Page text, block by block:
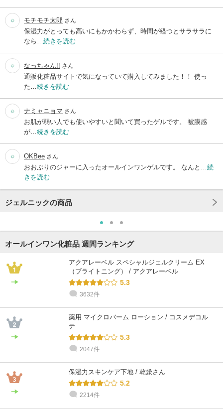
モチモチ太郎 さん
保湿力がとっても高いにもかかわらず、時間が経つとサラサラに
なら… 続きを読む
なっちゃん!! さん
通販化粧品サイトで気になっていて購入してみました！！ 使っ
た… 続きを読む
ナミャニョマ さん
お肌が弱い人でも使いやすいと聞いて買ったゲルです。 被膜感
が… 続きを読む
OKBee さん
おおぶりのジャーに入ったオールインワンゲルです。 なんと… 続
きを読む
ジェルニックの商品
オールインワン化粧品 週間ランキング
アクアレーベル スペシャルジェルクリーム EX
（ブライトニング） / アクアレーベル
5.3
3632件
薬用 マイクロバーム ローション / コスメデコル
テ
5.3
2047件
保湿力スキンケア下地 / 乾燥さん
5.2
2214件